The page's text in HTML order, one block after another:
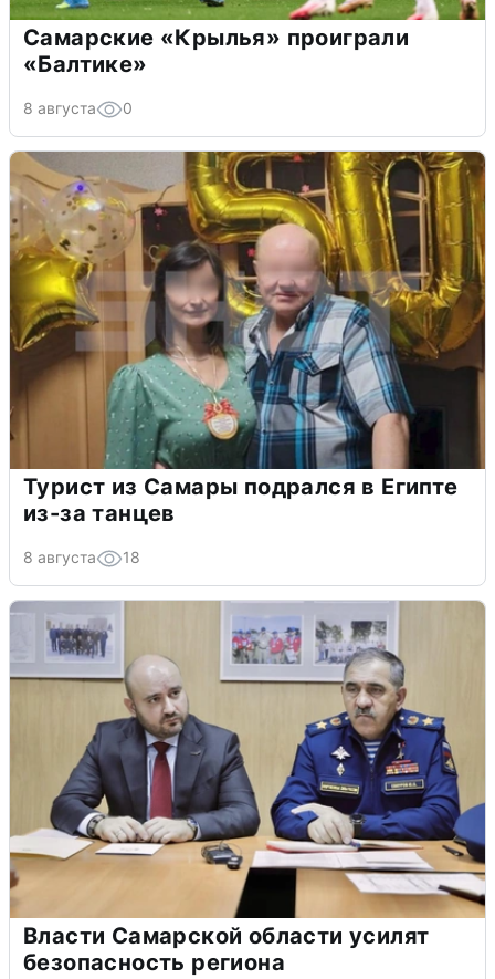
Самарские «Крылья» проиграли
«Балтике»
8 августа 0
Турист из Самары подрался в Египте
из-за танцев
8 августа 18
Власти Самарской области усилят
безопасность региона